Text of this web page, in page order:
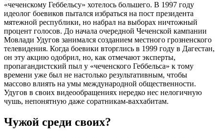
«чеченскому Геббельсу» хотелось большего. В 1997 году
идеолог боевиков пытался избраться на пост президента
мятежной республики, но набрал на выборах ничтожный
процент голосов. До начала очередной Чеченской кампании
Мовлади Удугов занимался созданием местного грозненского
телевидения. Когда боевики вторглись в 1999 году в Дагестан,
он эту акцию одобрил, но, как отмечают эксперты,
пропагандистский пыл у «чеченского Геббельса» к тому
времени уже был не настолько результативным, чтобы
массово влиять на умы международной общественности.
Удугов в своих видеообращениях нередко нес нелогичную
чушь, непонятную даже соратникам-ваххабитам.
Чужой среди своих?